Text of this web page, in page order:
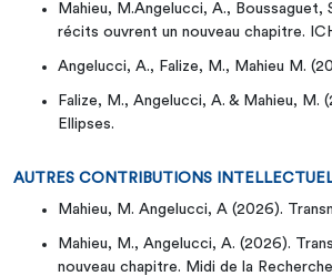
Mahieu, M.Angelucci, A.,
récits ouvrent un nouveau chapitre.
Angelucci, A., Falize, M., Mahieu M.
Falize, M., Angelucci, A. & Mahieu, M.
Ellipses.
AUTRES CONTRIBUTIONS
Mahieu, M. Angelucci, A (2026).
Mahieu, M., Angelucci, A. (2026).
nouveau chapitre. Midi de la